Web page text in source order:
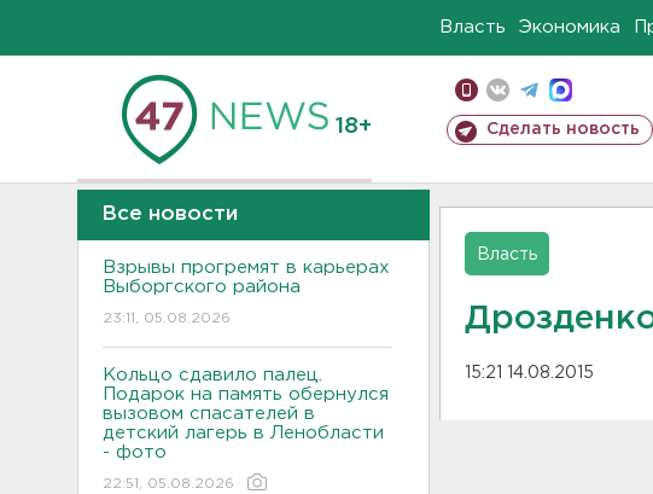
Власть Экономика
18+ Сделать новость
Все новости
Взрывы прогремят в карьерах
Выборгского района
23:11, 05.08.2026
Кольцо сдавило палец.
Подарок на память обернулся
вызовом спасателей в
детский лагерь в Ленобласти
- фото
22:51, 05.08.2026
Власть
15:21 14.08.2015